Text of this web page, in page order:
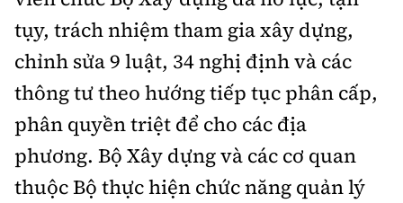
tụy, trách nhiệm tham gia xây dựng,
chỉnh sửa 9 luật, 34 nghị định và các
thông tư theo hướng tiếp tục phân cấp,
phân quyền triệt để cho các địa
phương. Bộ Xây dựng và các cơ quan
thuộc Bộ thực hiện chức năng quản lý